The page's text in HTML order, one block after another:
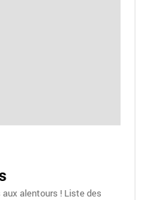
alentours ! Liste des